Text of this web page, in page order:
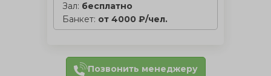
Зал: бесплатно
Банкет: от 4000 ₽/чел.
Позвонить менеджеру